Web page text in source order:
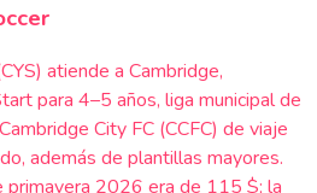
atiende a Cambridge,
para 4–5 años, liga municipal de
City FC (CCFC) de viaje
además de plantillas mayores.
primavera 2026 era de 115 $; la